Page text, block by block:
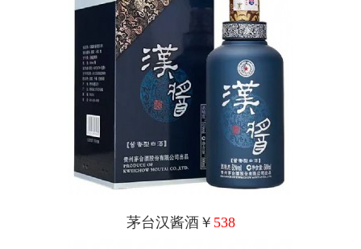
茅台汉酱酒￥ 538